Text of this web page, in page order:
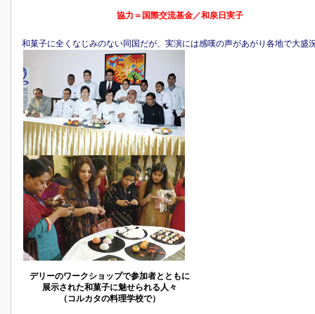
協力＝国際交流基金／和泉日実子
和菓子に全くなじみのない同国だが、実演には感嘆の声があがり各地で大盛
デリーのワークショップで参加者とともに
展示された和菓子に魅せられる人々
（コルカタの料理学校で）